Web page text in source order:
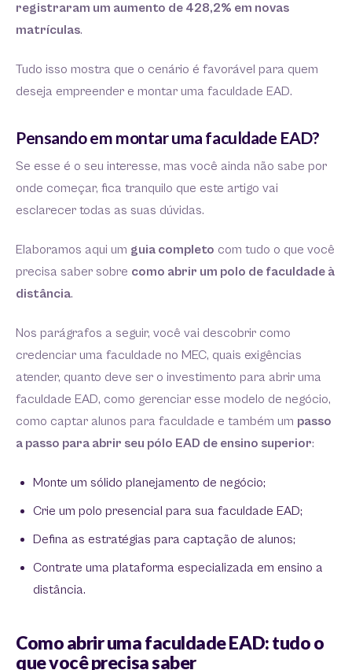
registraram um aumento de 428,2% em novas
matrículas.
Tudo isso mostra que o cenário é favorável para quem
deseja empreender e montar uma faculdade EAD.
Pensando em montar uma faculdade EAD?
Se esse é o seu interesse, mas você ainda não sabe por
onde começar, fica tranquilo que este artigo vai
esclarecer todas as suas dúvidas.
Elaboramos aqui um guia completo com tudo o que você
precisa saber sobre como abrir um polo de faculdade à
distância.
Nos parágrafos a seguir, você vai descobrir como
credenciar uma faculdade no MEC, quais exigências
atender, quanto deve ser o investimento para abrir uma
faculdade EAD, como gerenciar esse modelo de negócio,
como captar alunos para faculdade e também um passo
a passo para abrir seu pólo EAD de ensino superior:
Monte um sólido planejamento de negócio;
Crie um polo presencial para sua faculdade EAD;
Defina as estratégias para captação de alunos;
Contrate uma plataforma especializada em ensino a
distância.
Como abrir uma faculdade EAD: tudo o
que você precisa saber